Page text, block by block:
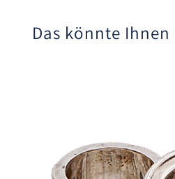
Das könnte